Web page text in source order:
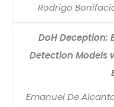
Rodrigo
DoH Deception:
Detection Models
Emanuel De